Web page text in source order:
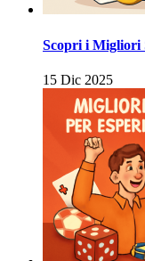
Scopri i Migliori
15 Dic 2025